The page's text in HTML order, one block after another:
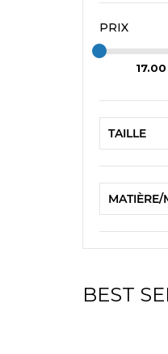
PRIX
TAILLE
MATIÈRE/
BEST
Gilet